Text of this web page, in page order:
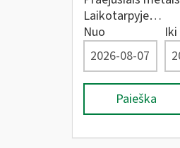
Laikotarpyje…
Nuo
Iki
Paieška